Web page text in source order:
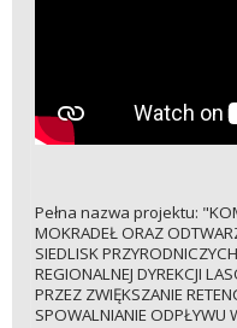
Pełna nazwa projektu:
MOKRADEŁ ORAZ
SIEDLISK
REGIONALNEJ DYREKCJI
PRZEZ ZWIĘKSZANIE
SPOWALNIANIE ODPŁYWU